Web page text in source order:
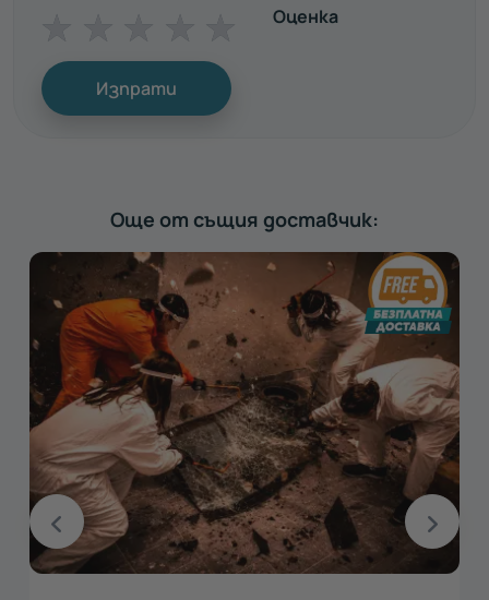
Оценка
Изпрати
Още от същия доставчик: